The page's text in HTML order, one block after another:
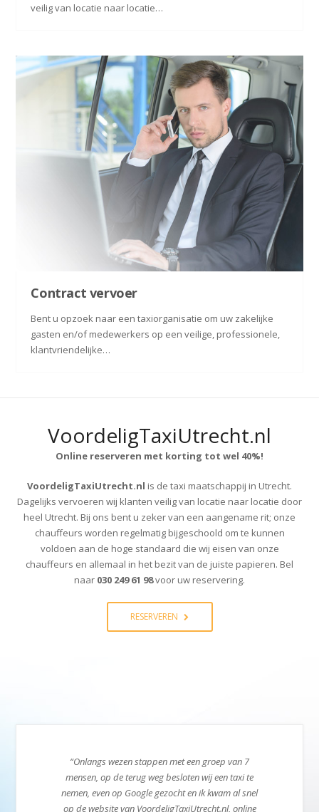
veilig van locatie naar locatie…
Contract vervoer
Bent u opzoek naar een taxiorganisatie om uw zakelijke
gasten en/of medewerkers op een veilige, professionele,
klantvriendelijke…
VoordeligTaxiUtrecht.nl
Online reserveren met korting tot wel 40%!
VoordeligTaxiUtrecht.nl is de taxi maatschappij in Utrecht.
Dagelijks vervoeren wij klanten veilig van locatie naar locatie door
heel Utrecht. Bij ons bent u zeker van een aangename rit; onze
chauffeurs worden regelmatig bijgeschoold om te kunnen
voldoen aan de hoge standaard die wij eisen van onze
chauffeurs en allemaal in het bezit van de juiste papieren. Bel
naar 030 249 61 98voor uw reservering.
RESERVEREN
“Onlangs wezen stappen met een groep van 7
mensen, op de terug weg besloten wij een taxi te
nemen, even op Google gezocht en ik kwam al snel
op de website van VoordeligTaxiUtrecht.nl, online